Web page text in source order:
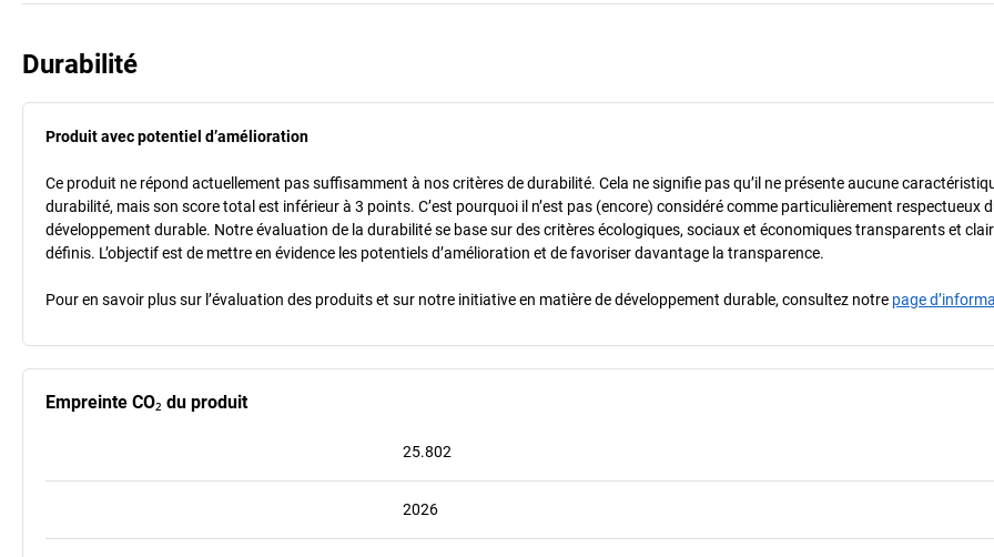
Durabilité
Produit avec potentiel d’amélioration
Ce produit ne répond actuellement pas suffisamment à nos critères de durabilité. Cela ne signifie pas qu’il ne présente aucune
durabilité, mais son score total est inférieur à 3 points. C’est pourquoi il n’est pas (encore) considéré comme particulièrement respectueux
développement durable. Notre évaluation de la durabilité se base sur des critères écologiques, sociaux et économiques transparents et
définis. L’objectif est de mettre en évidence les potentiels d’amélioration et de favoriser davantage la transparence.
Pour en savoir plus sur l’évaluation des produits et sur notre initiative en matière de développement durable, consultez notre page
Empreinte CO₂ du produit
25.802
2026